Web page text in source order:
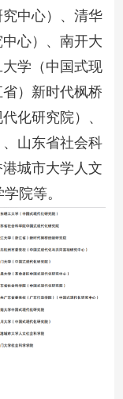
中心）、清华
心）、南开大
学（中国式现
）新时代枫桥
化研究院）、
山东省社会科
城市大学人文
院等。